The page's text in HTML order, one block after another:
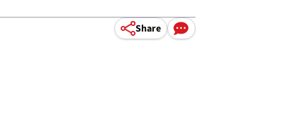
Share